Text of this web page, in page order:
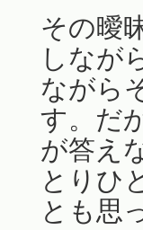
その曖
しなが
ながら
す。だ
が答え
とりひ
とも思